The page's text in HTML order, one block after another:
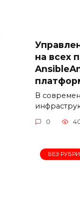
на всех
В
0
БЕЗ